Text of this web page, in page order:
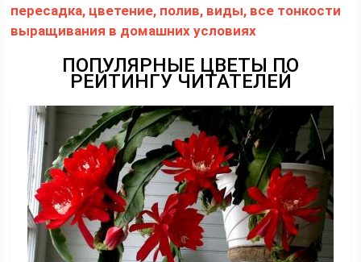
ПОПУЛЯРНЫЕ ЦВЕТЫ ПО
РЕЙТИНГУ ЧИТАТЕЛЕЙ